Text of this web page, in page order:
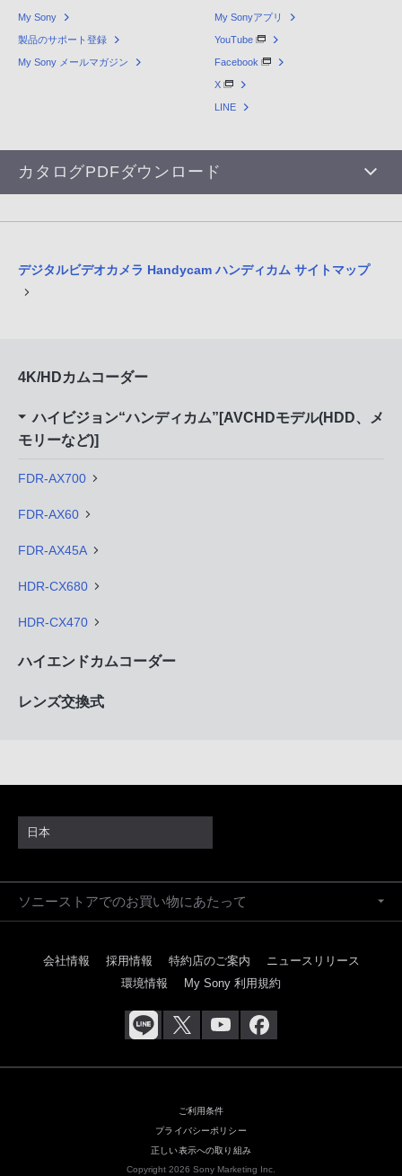
My Sony
製品のサポート登録
My Sony メールマガジン
My Sonyアプリ
YouTube
Facebook
X
LINE
カタログPDFダウンロード
デジタルビデオカメラ Handycam ハンディカム サイトマップ
4K/HDカムコーダー
ハイビジョン“ハンディカム”[AVCHDモデル(HDD、メ
モリーなど)]
FDR-AX700
FDR-AX60
FDR-AX45A
HDR-CX680
HDR-CX470
ハイエンドカムコーダー
レンズ交換式
日本
ソニーストアでのお買い物にあたって
会社情報 採用情報 特約店のご案内
ニュースリリース
環境情報
My Sony 利用規約
ご利用条件
プライバシーポリシー
正しい表示への取り組み
Copyright 2026 Sony Marketing Inc.